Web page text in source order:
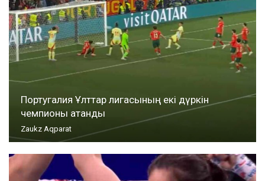
Португалия Ұлттар лигасының екі дүркін
чемпионы атанды
Zaukz Aqparat